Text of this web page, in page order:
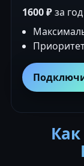
1600 ₽за год